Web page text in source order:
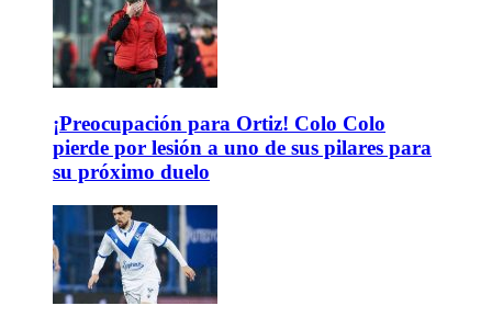
¡Preocupación para Ortiz! Colo Colo
pierde por lesión a uno de sus pilares para
su próximo duelo